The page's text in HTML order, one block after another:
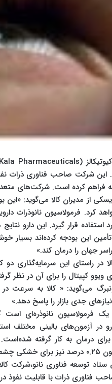
فراهم کرده است. شرکت‌های
کرد. فرمولاسیون نانوذرات
استفاده قرار گیرد. این دارو
این بودجه کرده‌اند بسیار
جهان را درمان کند.»
در راستای این سرمایه‌گذاری
کپیتال را برای آن در نظر
می‌گوید: « کالا به سرعت
جدی بازار را پاسخ دهد.»
برای درمان به کار گرفته
شده‌است.
توسعه فناوری نانو،شرکت
فناوری ذرات با قابلیت نفوذ